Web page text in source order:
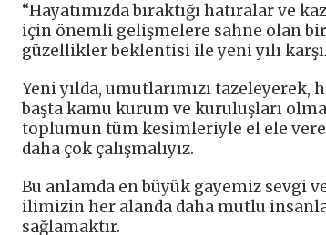
“Hayatımızda bıraktığı hatıralar ve
için önemli gelişmelere sahne olan bir
güzellikler beklentisi ile yeni yılı
Yeni yılda, umutlarımızı tazeleyerek,
başta kamu kurum ve kuruluşları
toplumun tüm kesimleriyle el ele
daha çok çalışmalıyız.
Bu anlamda en büyük gayemiz sevgi
ilimizin her alanda daha mutlu
sağlamaktır.